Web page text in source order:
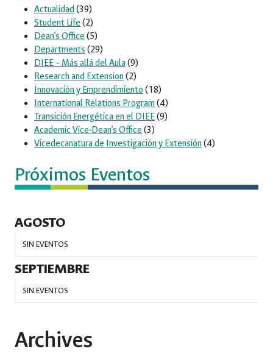
Actualidad(39)
Student Life (2)
Dean’s Office (5)
Departments (29)
DIEE – Más allá del Aula(9)
Research and Extension(2)
Innovación y Emprendimiento (18)
International Relations Program(4)
Transición Energética en el DIEE(9)
Academic Vice-Dean’s Office (3)
Vicedecanatura de Investigación y Extensión(4)
Próximos Eventos
AGOSTO
SIN EVENTOS
SEPTIEMBRE
SIN EVENTOS
Archives